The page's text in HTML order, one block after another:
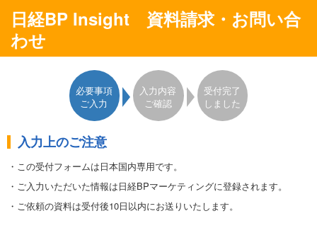
日経BP Insight 資料請求・お問い合
わせ
必要事項
ご入力
入力内容
ご確認
受付完了
しました
入力上のご注意
・この受付フォームは日本国内専用です。
・ご入力いただいた情報は日経BPマーケティングに登録されます。
・ご依頼の資料は受付後10日以内にお送りいたします。